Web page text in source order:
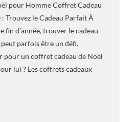
pour Homme Coffret Cadeau
Trouvez le Cadeau Parfait À
fin d’année, trouver le cadeau
parfois être un défi.
pour un coffret cadeau de Noël
lui ? Les coffrets cadeaux